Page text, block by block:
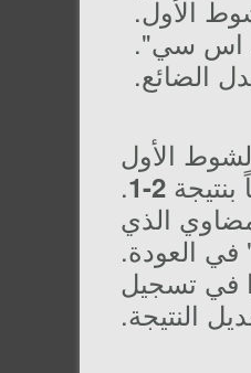
الأول
بنتيجة 2-1
.
الذي
العودة.
في تسجيل
النتيجة.